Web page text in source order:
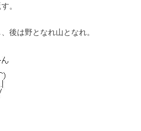
。
後は野となれ山となれ。